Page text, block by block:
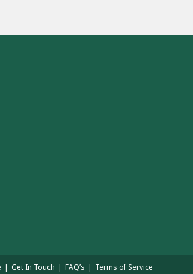
Get In Touch FAQ’s Terms of Service